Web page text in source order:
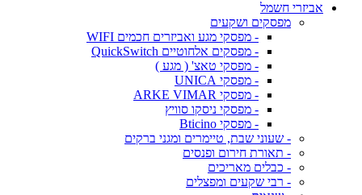
אביזרי חשמל
מפסקים ושקעים
- מפסקי מגע ואביזרים חכמים WIFI
- מפסקים אלחוטיים QuickSwitch
- מפסקי טאצ' ( מגע )
- מפסקי UNICA
- מפסקי ARKE VIMAR
- מפסקי ניסקו סוויץ
- מפסקי Bticino
- שעוני שבת, טיימרים ומגני ברקים
- תאורת חירום ופנסים
- כבלים מאריכים
- רבי שקעים ומפצלים